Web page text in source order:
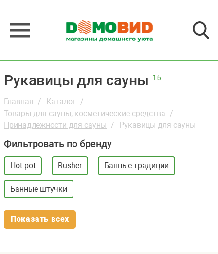
Рукавицы для сауны 15
Главная
Каталог
Товары для сауны, косметические средства
Принадлежности для сауны
Рукавицы для сауны
Фильтровать по бренду
Hot pot Rusher Банные традиции
Банные штучки
Показать всех